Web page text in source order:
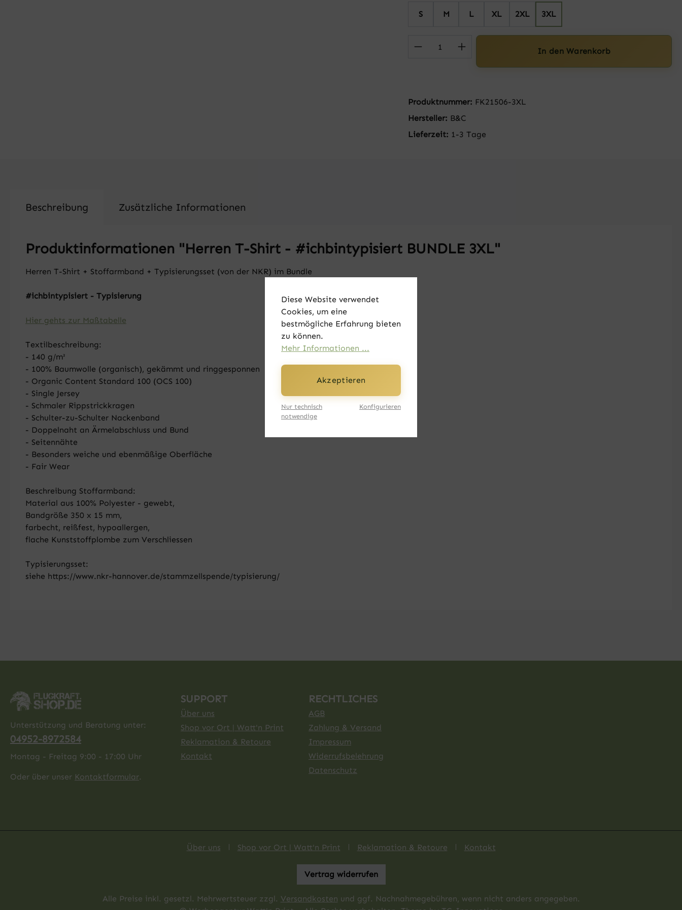
S M L XL 2XL 3XL
Produkt Anzahl: Gib den gewünschten Wert
In den Warenkorb
Produktnummer: FK21506-3XL
Hersteller: B&C
Lieferzeit: 1-3 Tage
Beschreibung Zusätzliche Informationen
Produktinformationen "Herren T-Shirt - #ichbintypisiert BUNDLE 3XL"
Herren T-Shirt + Stoffarmband + Typisierungsset (von der NKR) im Bundle
#ichbintypisiert - Typisierung
Hier gehts zur Maßtabelle
Textilbeschreibung:
- 140 g/m²
- 100% Baumwolle (organisch), gekämmt und ringgesponnen
- Organic Content Standard 100 (OCS 100)
- Single Jersey
- Schmaler Rippstrickkragen
- Schulter-zu-Schulter Nackenband
- Doppelnaht an Ärmelabschluss und Bund
- Seitennähte
- Besonders weiche und ebenmäßige Oberfläche
- Fair Wear
Beschreibung Stoffarmband:
Material aus 100% Polyester - gewebt,
Bandgröße 350 x 15 mm,
farbecht, reißfest, hypoallergen,
flache Kunststoffplombe zum Verschliessen
Typisierungsset:
siehe https://www.nkr-hannover.de/stammzellspende/typisierung/
Unterstützung und Beratung unter:
04952-8972584
Montag - Freitag 9:00 - 17:00 Uhr
Oder über unser Kontaktformular.
SUPPORT
Über uns
Shop vor Ort | Watt'n Print
Reklamation & Retoure
Kontakt
RECHTLICHES
AGB
Zahlung & Versand
Impressum
Widerrufsbelehrung
Datenschutz
Über uns Shop vor Ort | Watt'n Print Reklamation & Retoure Kontakt
Vertrag widerrufen
Alle Preise inkl. gesetzl. Mehrwertsteuer zzgl. Versandkosten und ggf. Nachnahmegebühren, wenn nicht anders angegeben.
Diese Website verwendet
Cookies, um eine
bestmögliche Erfahrung bieten
zu können.
Mehr Informationen ...
Akzeptieren
Nur technisch
notwendige
Konfigurieren